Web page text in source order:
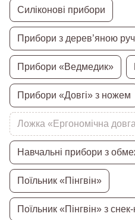
Силіконові прибори
Прибори з дерев’яною
Прибори «Ведмедик»
Прибори «Довгі» з ножем
Ложка «Ергономічна
Навчальні прибори з
Поїльник «Пінгвін»
Поїльник «Пінгвін» з